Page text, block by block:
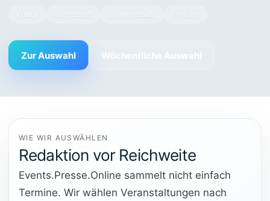
Kultur Wirtschaft Gesellschaft Freizeit
Zur Auswahl Wöchentliche Auswahl
WIE WIR AUSWÄHLEN
Redaktion vor Reichweite
Events.Presse.Online sammelt nicht einfach
Termine. Wir wählen Veranstaltungen nach